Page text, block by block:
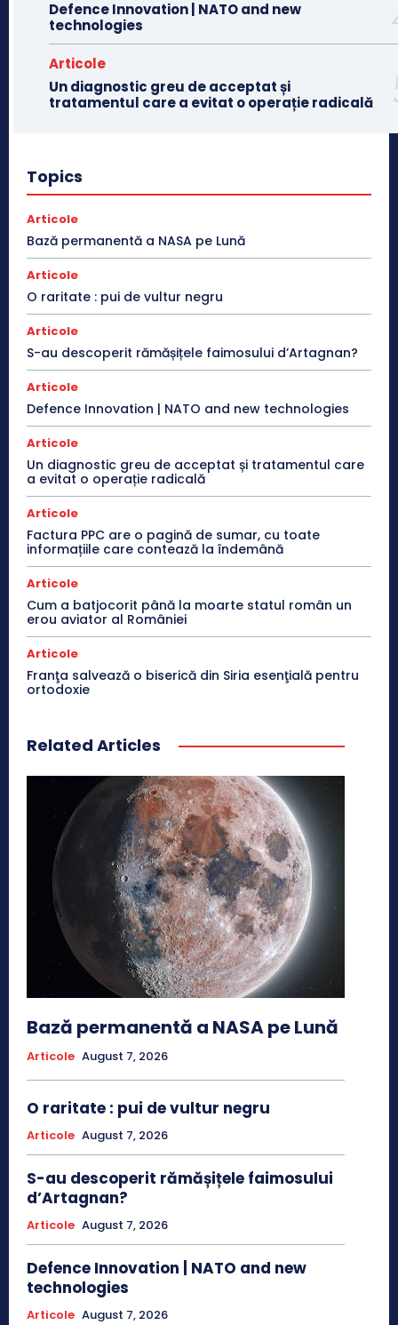
Defence Innovation | NATO and new
technologies
Articole
Un diagnostic greu de acceptat și
tratamentul care a evitat o operație radicală
Topics
Articole
Bază permanentă a NASA pe Lună
Articole
O raritate : pui de vultur negru
Articole
S-au descoperit rămășițele faimosului d’Artagnan?
Articole
Defence Innovation | NATO and new technologies
Articole
Un diagnostic greu de acceptat și tratamentul care
a evitat o operație radicală
Articole
Factura PPC are o pagină de sumar, cu toate
informațiile care contează la îndemână
Articole
Cum a batjocorit până la moarte statul român un
erou aviator al României
Articole
Franţa salvează o biserică din Siria esenţială pentru
ortodoxie
Related Articles
Bază permanentă a NASA pe Lună
Articole August 7, 2026
O raritate : pui de vultur negru
Articole August 7, 2026
S-au descoperit rămășițele faimosului
d’Artagnan?
Articole August 7, 2026
Defence Innovation | NATO and new
technologies
Articole August 7, 2026